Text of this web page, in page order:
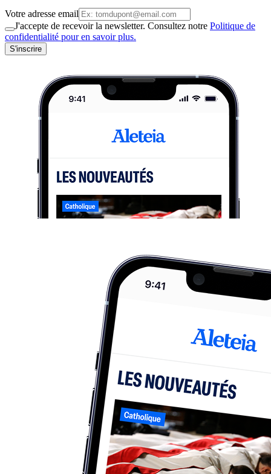
Votre adresse email
J'accepte de recevoir la newsletter. Consultez notre Politique de
confidentialité pour en savoir plus.
S'inscrire